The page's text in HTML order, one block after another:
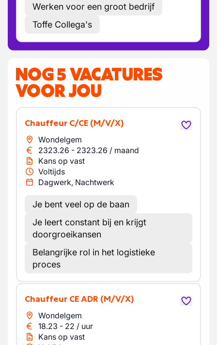
Werken voor een groot bedrijf
Toffe Collega's
NOG 5 VACATURES
VOOR JOU
Chauffeur C/CE (M/V/X)
Wondelgem
2323.26 - 2323.26 / maand
Kans op vast
Voltijds
Dagwerk, Nachtwerk
Je bent veel op de baan
Je leert constant bij en krijgt
doorgroeikansen
Belangrijke rol in het logistieke
proces
Chauffeur CE ADR (M/V/X)
Wondelgem
18.23 - 22 / uur
Kans op vast